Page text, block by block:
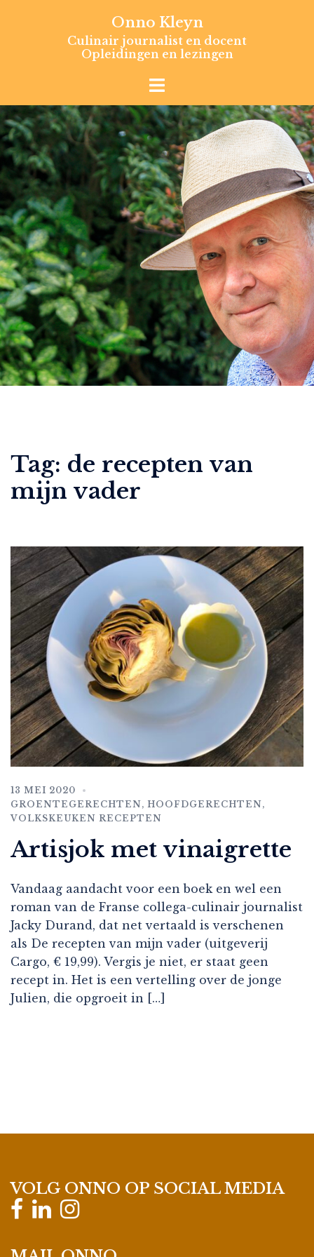
Onno Kleyn
Culinair journalist en docent
Opleidingen en lezingen
Tag: de recepten van
mijn vader
13 MEI 2020
GROENTEGERECHTEN, HOOFDGERECHTEN,
VOLKSKEUKEN RECEPTEN
Artisjok met vinaigrette
Vandaag aandacht voor een boek en wel een
roman van de Franse collega-culinair journalist
Jacky Durand, dat net vertaald is verschenen
als De recepten van mijn vader (uitgeverij
Cargo, € 19,99). Vergis je niet, er staat geen
recept in. Het is een vertelling over de jonge
Julien, die opgroeit in […]
VOLG ONNO OP SOCIAL MEDIA